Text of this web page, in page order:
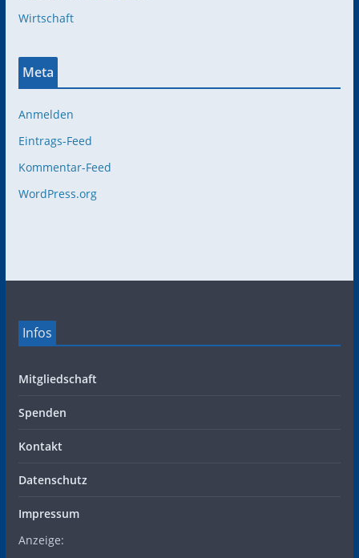
Wirtschaft
Meta
Anmelden
Eintrags-Feed
Kommentar-Feed
WordPress.org
Infos
Mitgliedschaft
Spenden
Kontakt
Datenschutz
Impressum
Anzeige: